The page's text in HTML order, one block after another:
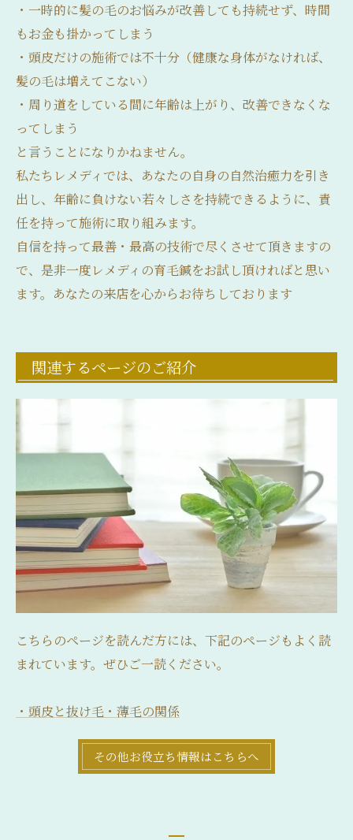
・一時的に髪の毛のお悩みが改善しても持続せず、時間
もお金も掛かってしまう
・頭皮だけの施術では不十分（健康な身体がなければ、
髪の毛は増えてこない）
・周り道をしている間に年齢は上がり、改善できなくな
ってしまう
と言うことになりかねません。
私たちレメディでは、あなたの自身の自然治癒力を引き
出し、年齢に負けない若々しさを持続できるように、責
任を持って施術に取り組みます。
自信を持って最善・最高の技術で尽くさせて頂きますの
で、是非一度レメディの育毛鍼をお試し頂ければと思い
ます。あなたの来店を心からお待ちしております
関連するページのご紹介
こちらのページを読んだ方には、下記のページもよく読
まれています。ぜひご一読ください。
・頭皮と抜け毛・薄毛の関係
その他お役立ち情報はこちらへ